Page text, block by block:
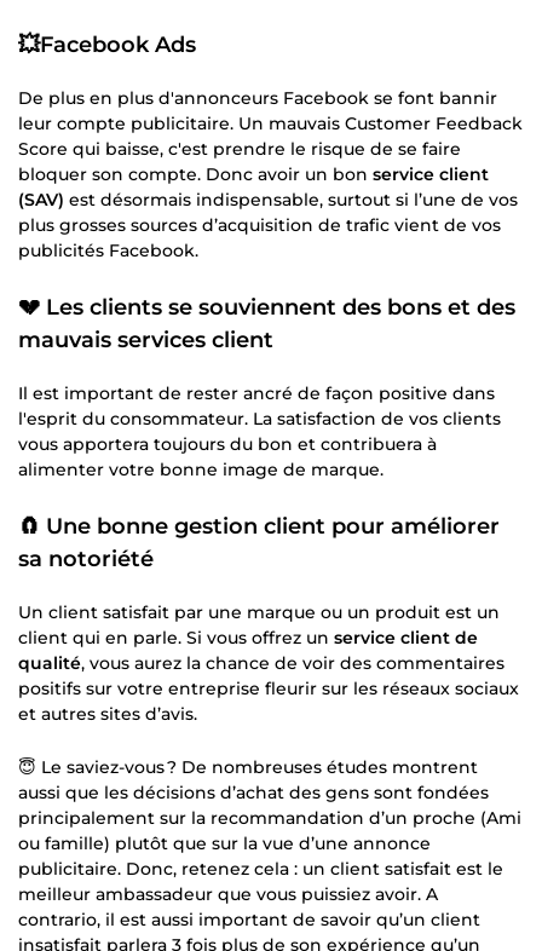
💥Facebook Ads
De plus en plus d'annonceurs Facebook se font bannir
leur compte publicitaire. Un mauvais Customer Feedback
Score qui baisse, c'est prendre le risque de se faire
bloquer son compte. Donc avoir un bon service client
(SAV) est désormais indispensable, surtout si l’une de vos
plus grosses sources d’acquisition de trafic vient de vos
publicités Facebook.
💔 Les clients se souviennent des bons et des
mauvais services client
Il est important de rester ancré de façon positive dans
l'esprit du consommateur. La satisfaction de vos clients
vous apportera toujours du bon et contribuera à
alimenter votre bonne image de marque.
🧲 Une bonne gestion client pour améliorer
sa notoriété
Un client satisfait par une marque ou un produit est un
client qui en parle. Si vous offrez un service client de
qualité, vous aurez la chance de voir des commentaires
positifs sur votre entreprise fleurir sur les réseaux sociaux
et autres sites d’avis.
😇 Le saviez-vous ? De nombreuses études montrent
aussi que les décisions d’achat des gens sont fondées
principalement sur la recommandation d’un proche (Ami
ou famille) plutôt que sur la vue d’une annonce
publicitaire. Donc, retenez cela : un client satisfait est le
meilleur ambassadeur que vous puissiez avoir. A
contrario, il est aussi important de savoir qu’un client
insatisfait parlera 3 fois plus de son expérience qu’un